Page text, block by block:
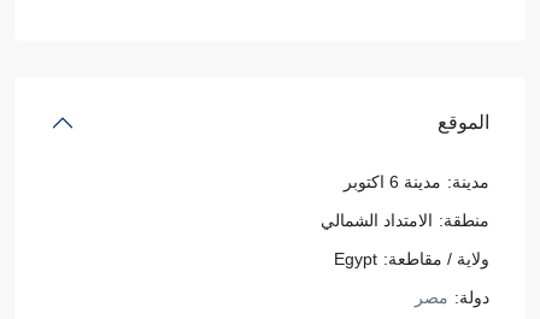
الموقع
مدينة: مدينة 6 اكتوبر
منطقة: الامتداد الشمالي
ولاية / مقاطعة: Egypt
دولة: مصر